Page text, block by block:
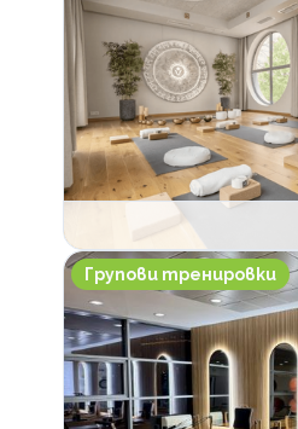
REFORMER SPACE
Групови тренировки